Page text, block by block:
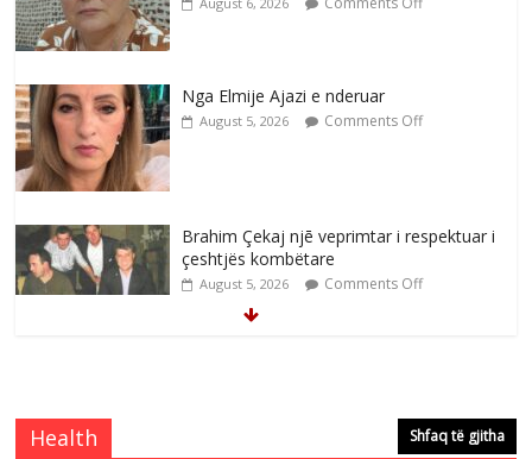
Nga Elmije Ajazi e nderuar
August 5, 2026 Comments Off
Brahim Çekaj njē veprimtar i respektuar i
çeshtjës kombëtare
August 5, 2026 Comments Off
e invalidëve në Fushë Kosovë
Comments Off
Health Shfaq të gjitha